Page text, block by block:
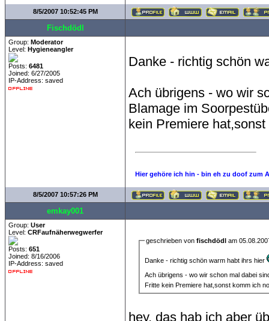
8/5/2007 10:52:45 PM
Fischdödl
Group: Moderator
Level: Hygieneangler
Posts: 6481
Joined: 6/27/2005
IP-Address: saved
Danke - richtig schön
Ach übrigens - wo wir
Blamage im
kein Premiere
Hier gehöre ich hin - bin eh zu doof zum
8/5/2007 10:57:26 PM
emkay001
Group: User
Level: CRFaufnäherwegwerfer
Posts: 651
Joined: 8/16/2006
IP-Address: saved
geschrieben vonfischdödl am
Danke - richtig schön warm habt ihrs hier
Ach übrigens - wo wir schon mal dabei
Fritte kein Premiere hat,sonst komm ich
hey, das hab ich aber